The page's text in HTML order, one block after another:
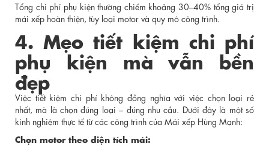
Tổng chi phí phụ kiện thường chiếm khoảng 30–40% tổng giá trị
mái xếp hoàn thiện, tùy loại motor và quy mô công trình.
4. Mẹo tiết kiệm chi phí
phụ kiện mà vẫn bền
đẹp
Việc tiết kiệm chi phí không đồng nghĩa với việc chọn loại rẻ
nhất, mà là chọn đúng loại – đúng nhu cầu. Dưới đây là một số
kinh nghiệm thực tế từ các công trình của Mái xếp Hùng Mạnh:
Chọn motor theo diện tích mái: